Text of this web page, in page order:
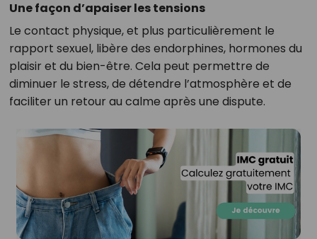
Une façon d’apaiser les tensions
Le contact physique, et plus particulièrement le
rapport sexuel, libère des endorphines, hormones du
plaisir et du bien-être. Cela peut permettre de
diminuer le stress, de détendre l’atmosphère et de
faciliter un retour au calme après une dispute.